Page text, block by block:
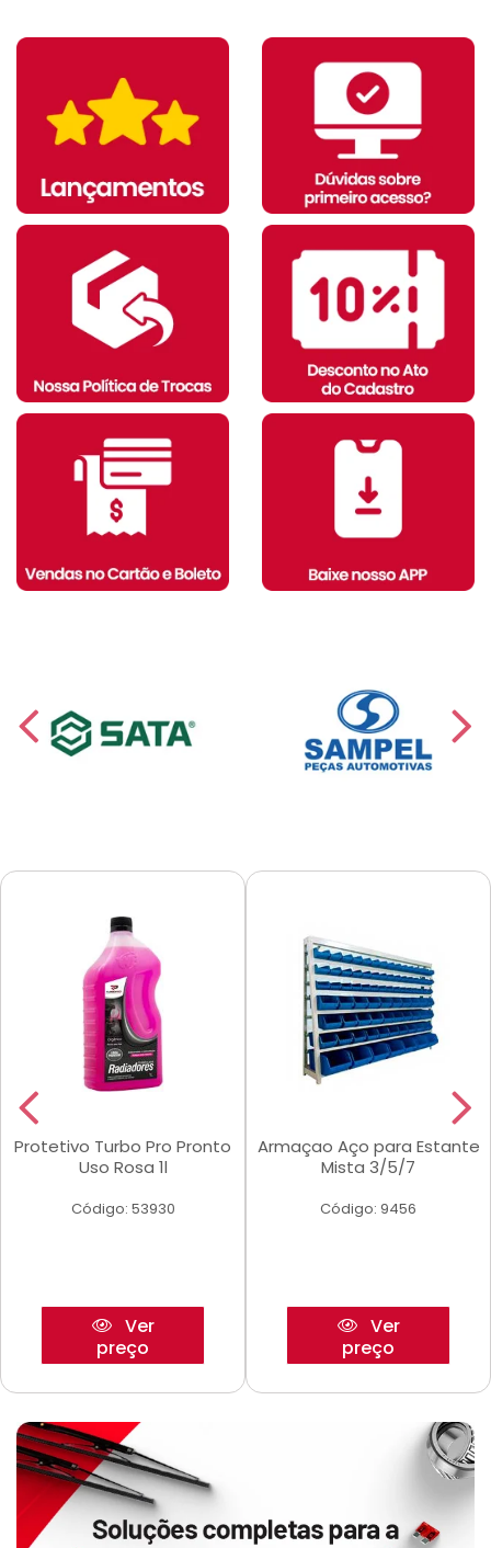
Protetivo Turbo Pro Pronto
Uso Rosa 1l
Código: 53930
Ver
preço
Armaçao Aço para Estante
Mista 3/5/7
Código: 9456
Ver
preço